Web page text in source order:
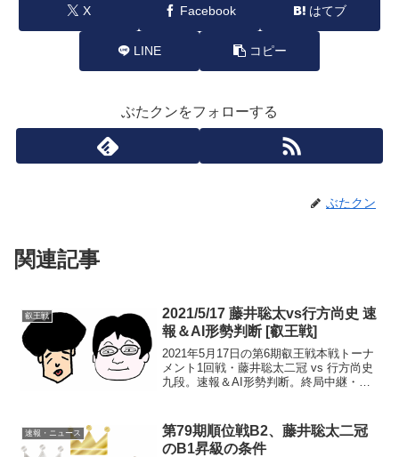
X Facebook はてブ
LINE コピー
ぶたクンをフォローする
ぶたクン
関連記事
叡王戦
2021/5/17 藤井聡太vs行方尚史 速
報＆AI形勢判断 [叡王戦]
2021年5月17日の第6期叡王戦本戦トーナ
メント1回戦・藤井聡太二冠 vs 行方尚史
九段。速報＆AI形勢判断。終局中継・解
二冠の勝ち。水匠 -Mate:18(...
速報・ニュース
第79期順位戦B2、藤井聡太二冠
のB1昇級の条件